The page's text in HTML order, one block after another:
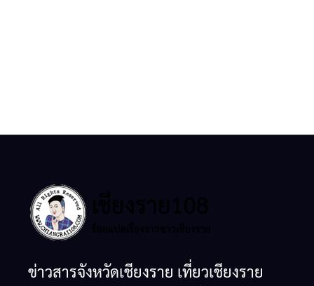
ข่าวสารจังหวัดเชียงราย เที่ยวเชียงราย